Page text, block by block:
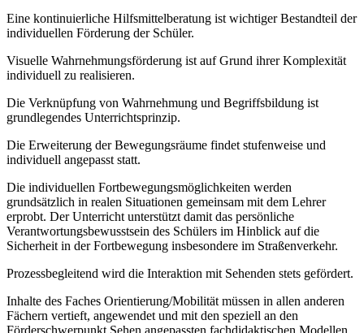
Eine kontinuierliche Hilfsmittelberatung ist wichtiger Bestandteil der
individuellen Förderung der Schüler.
Visuelle Wahrnehmungsförderung ist auf Grund ihrer Komplexität
individuell zu realisieren.
Die Verknüpfung von Wahrnehmung und Begriffsbildung ist
grundlegendes Unterrichtsprinzip.
Die Erweiterung der Bewegungsräume findet stufenweise und
individuell angepasst statt.
Die individuellen Fortbewegungsmöglichkeiten werden
grundsätzlich in realen Situationen gemeinsam mit dem Lehrer
erprobt. Der Unterricht unterstützt damit das persönliche
Verantwortungsbewusstsein des Schülers im Hinblick auf die
Sicherheit in der Fortbewegung insbesondere im Straßenverkehr.
Prozessbegleitend wird die Interaktion mit Sehenden stets gefördert.
Inhalte des Faches Orientierung/Mobilität müssen in allen anderen
Fächern vertieft, angewendet und mit den speziell an den